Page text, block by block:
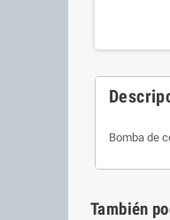
Bomba de
También